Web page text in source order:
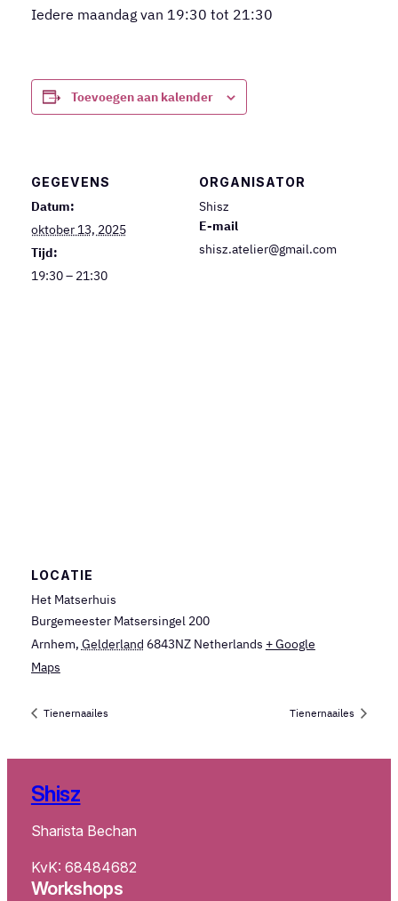
Iedere maandag van 19:30 tot 21:30
Toevoegen aan kalender
GEGEVENS
Datum:
oktober 13, 2025
Tijd:
19:30 – 21:30
ORGANISATOR
Shisz
E-mail
shisz.atelier@gmail.com
LOCATIE
Het Matserhuis
Burgemeester Matsersingel 200
Arnhem, Gelderland 6843NZ Netherlands + Google
Maps
Tienernaailes Tienernaailes
Shisz
Sharista Bechan
KvK: 68484682
Workshops